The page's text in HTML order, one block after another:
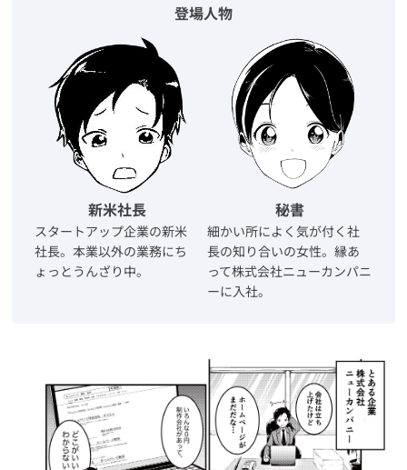
登場人物
新米社長
スタートアップ企業の新米
社長。本業以外の業務にち
ょっとうんざり中。
秘書
細かい所によく気が付く社
長の知り合いの女性。縁あ
って株式会社ニューカンパニ
ーに入社。